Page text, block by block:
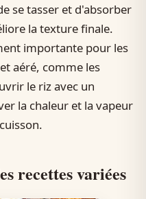
se tasser et d'absorber
la texture finale.
importante pour les
aéré, comme les
le riz avec un
la chaleur et la vapeur
recettes variées